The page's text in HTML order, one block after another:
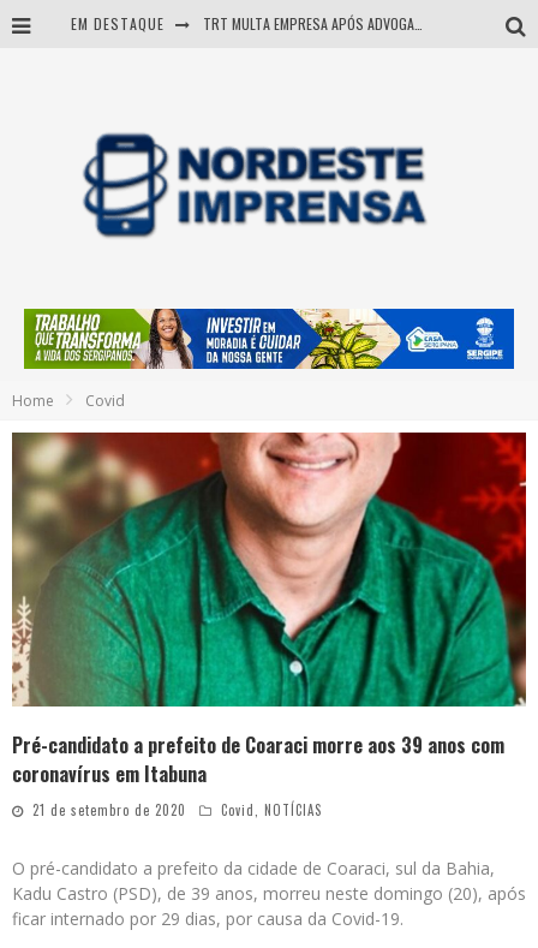
EM DESTAQUE TRT MULTA EMPRESA APÓS ADVOGADA USAR IA E INVENTAR PRECEDENTES JUDICIAIS
Mulher morre durante operação contra grupo investigado por roubo de cargas e tráfico de drogas em Sergipe
Home Covid
Pré-candidato a prefeito de Coaraci morre aos 39 anos com
coronavírus em Itabuna
21 de setembro de 2020 Covid, NOTÍCIAS
O pré-candidato a prefeito da cidade de Coaraci, sul da Bahia,
Kadu Castro (PSD), de 39 anos, morreu neste domingo (20), após
ficar internado por 29 dias, por causa da Covid-19.